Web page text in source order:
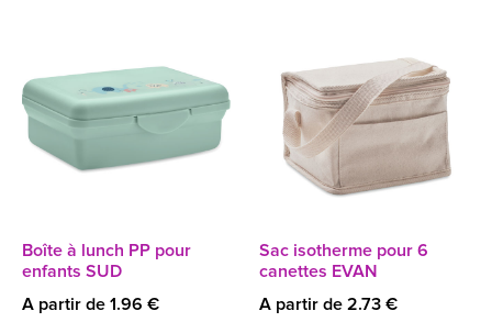
Boîte à lunch PP pour
enfants SUD
A partir de 1.96 €
Sac isotherme pour 6
canettes EVAN
A partir de 2.73 €